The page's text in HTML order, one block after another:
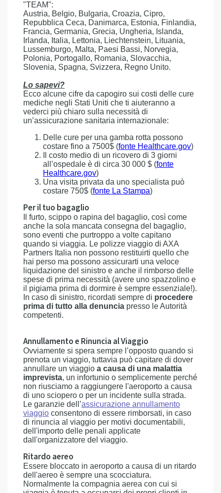
"TEAM":
Austria, Belgio, Bulgaria, Croazia, Cipro,
Repubblica Ceca, Danimarca, Estonia, Finlandia,
Francia, Germania, Grecia, Ungheria, Islanda,
Irlanda, Italia, Lettonia, Liechtenstein, Lituania,
Lussemburgo, Malta, Paesi Bassi, Norvegia,
Polonia, Portogallo, Romania, Slovacchia,
Slovenia, Spagna, Svizzera, Regno Unito.
Lo sapevi?
Ecco alcune cifre da capogiro sui costi delle cure
mediche negli Stati Uniti che ti aiuteranno a
vederci più chiaro sulla necessità di
un’assicurazione sanitaria internazionale:
Delle cure per una gamba rotta possono
costare fino a 7500$ (fonte Healthcare.gov)
Il costo medio di un ricovero di 3 giorni
all’ospedale è di circa 30 000 $ (fonte
Healthcare.gov)
Una visita privata da uno specialista può
costare 750$ (fonte La Stampa)
Per il tuo bagaglio
Il furto, scippo o rapina del bagaglio, così come
anche la sola mancata consegna del bagaglio,
sono eventi che purtroppo a volte capitano
quando si viaggia. Le polizze viaggio di AXA
Partners Italia non possono restituirti quello che
hai perso ma possono assicurarti una veloce
liquidazione del sinistro e anche il rimborso delle
spese di prima necessità (avere uno spazzolino e
il pigiama prima di dormire è sempre essenziale!).
In caso di sinistro, ricordati sempre di procedere
prima di tutto alla denuncia presso le Autorità
competenti.
Annullamento e Rinuncia al Viaggio
Ovviamente si spera sempre l’opposto quando si
prenota un viaggio, tuttavia può capitare di dover
annullare un viaggio a causa di una malattia
imprevista, un infortunio o semplicemente perché
non riusciamo a raggiungere l'aeroporto a causa
di uno sciopero o per un incidente sulla strada.
Le garanzie dell’assicurazione annullamento
viaggio consentono di essere rimborsati, in caso
di rinuncia al viaggio per motivi documentabili,
dell'importo delle penali applicate
dall'organizzatore del viaggio.
Ritardo aereo
Essere bloccato in aeroporto a causa di un ritardo
dell'aereo è sempre una scocciatura.
Normalmente la compagnia aerea con cui si